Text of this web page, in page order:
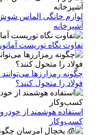
لوازم خانگی الماس
آشپزخانه
تفاوت نگاه توریست
چگونه رمزارزها
فولاد را متحول کنند؟
استفاده هوشمند از
کسب‌وکار